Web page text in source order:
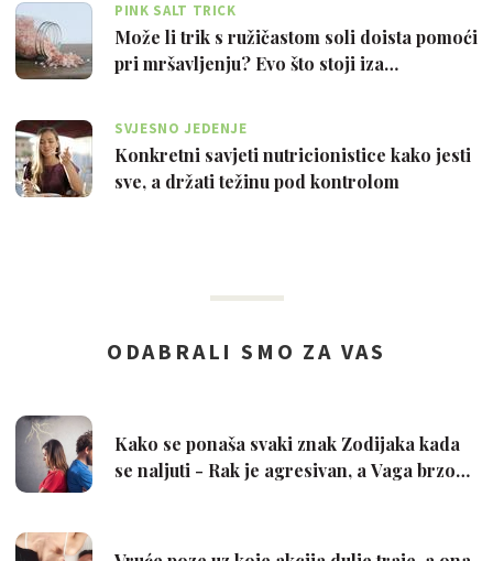
PINK SALT TRICK
Može li trik s ružičastom soli doista pomoći
pri mršavljenju? Evo što stoji iza…
SVJESNO JEDENJE
Konkretni savjeti nutricionistice kako jesti
sve, a držati težinu pod kontrolom